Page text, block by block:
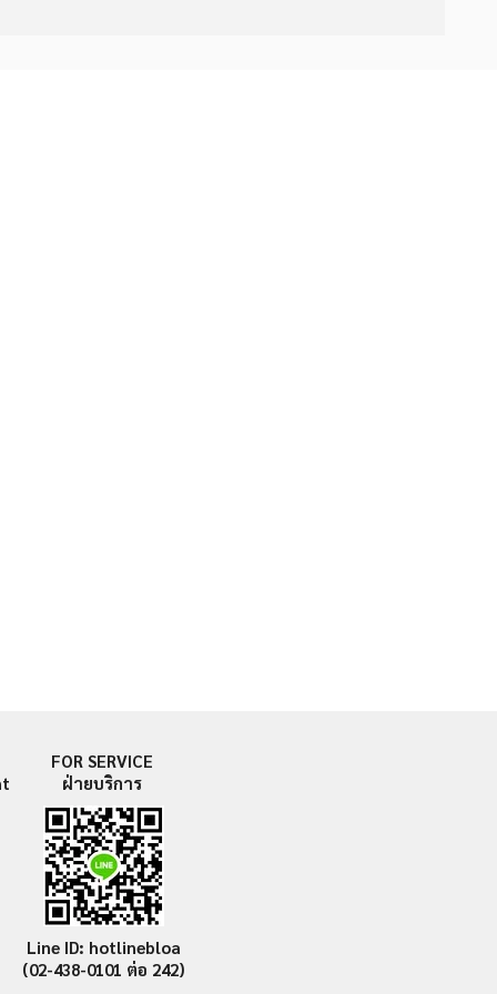
FOR SERVICE
ฝ่ายบริการ
Line ID: hotlinebloa
(02-438-0101 ต่อ 242)